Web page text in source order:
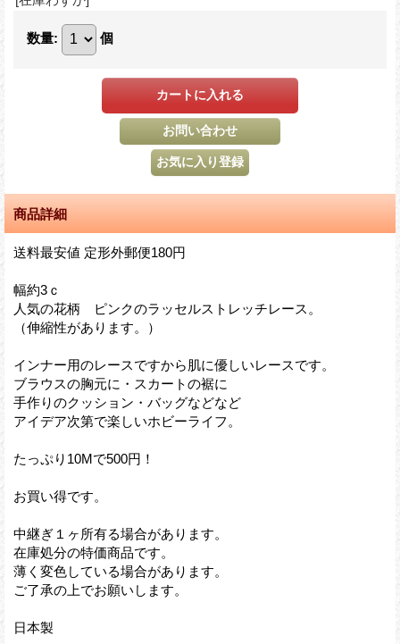
数量: 個
商品詳細
送料最安値 定形外郵便180円
幅約3ｃ
人気の花柄 ピンクのラッセルストレッチレース。
（伸縮性があります。）
インナー用のレースですから肌に優しいレースです。
ブラウスの胸元に・スカートの裾に
手作りのクッション・バッグなどなど
アイデア次第で楽しいホビーライフ。
たっぷり10Mで500円！
お買い得です。
中継ぎ１ヶ所有る場合があります。
在庫処分の特価商品です。
薄く変色している場合があります。
ご了承の上でお願いします。
日本製